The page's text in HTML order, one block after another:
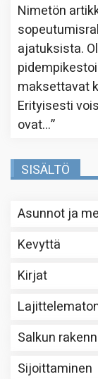
Nimetön
ajatuksista.
maksettavat
Erityisesti
ovat…”
SISÄLTÖ
Asunnot ja
Kevyttä
Kirjat
Salkun
Sijoittaminen